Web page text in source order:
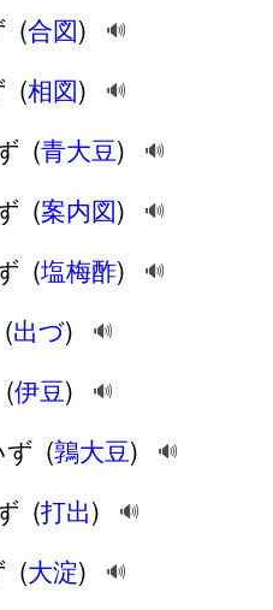
(合図) 🔊
(相図) 🔊
(青大豆) 🔊
(案内図) 🔊
(塩梅酢) 🔊
(出づ) 🔊
(伊豆) 🔊
ず (鶉大豆) 🔊
(打出) 🔊
(大淀) 🔊